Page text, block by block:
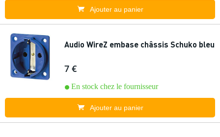
Ajouter au panier
Audio WireZ embase châssis Schuko bleu
7 €
En stock chez le fournisseur
Ajouter au panier